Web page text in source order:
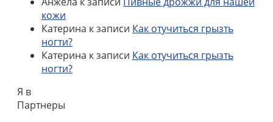
кожи
Катерина к записи Как отучиться грызть
ногти?
Катерина к записи Как отучиться грызть
ногти?
Я в
Партнеры